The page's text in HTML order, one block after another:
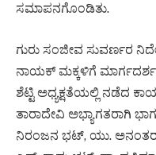
ಸಮಾಪನಗೊಂಡಿತು.
ಗುರು ಸಂಜೀವ ಸುವರ್ಣರ
ನಾಯಕ್ ಮಕ್ಕಳಿಗೆ
ಶೆಟ್ಟಿ ಅಧ್ಯಕ್ಷತೆಯಲ್ಲಿ ನಡೆದ
ತಾರಾದೇವಿ ಅಭ್ಯಾಗತರಾಗಿ
ನಿರಂಜನ ಭಟ್, ಯು.